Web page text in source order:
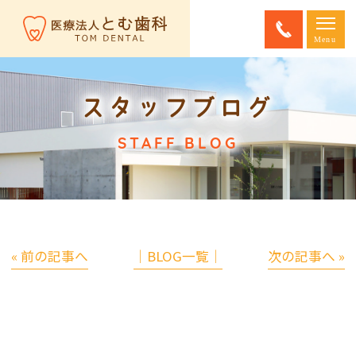
スタッフブログ
STAFF BLOG
« 前の記事へ │BLOG一覧│ 次の記事へ »